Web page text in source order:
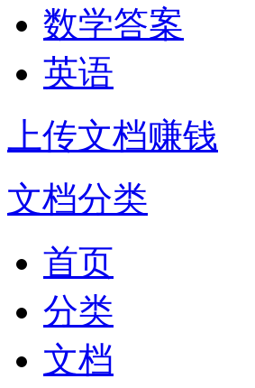
数学答案
英语
上传文档赚钱
文档分类
首页
分类
文档